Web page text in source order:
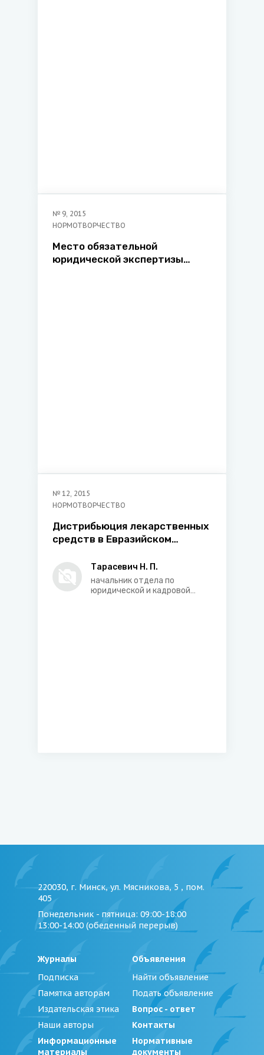
№ 9, 2015
НОРМОТВОРЧЕСТВО
Место обязательной
юридической экспертизы
№ 12, 2015
НОРМОТВОРЧЕСТВО
Дистрибьюция лекарственных
средств в Евразийском
Тарасевич Н. П.
начальник отдела по
юридической и кадровой
220030, г. Минск, ул. Мясникова, 5 , пом.
405
Понедельник - пятница: 09:00-18:00
13:00-14:00 (обеденный перерыв)
Журналы
Подписка
Памятка авторам
Издательская этика
Наши авторы
Информационные
материалы
Объявления
Найти объявление
Подать объявление
Вопрос - ответ
Контакты
Нормативные
документы